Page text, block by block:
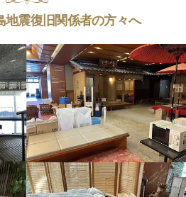
地震復旧関係者の方々へ